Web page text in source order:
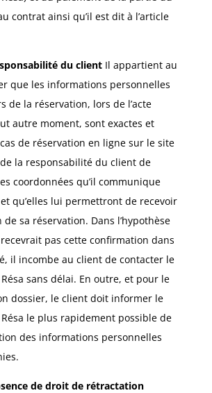
contrat ainsi qu’il est dit à l’article
du client Il appartient au
que les informations personnelles
de la réservation, lors de l’acte
autre moment, sont exactes et
de réservation en ligne sur le site
la responsabilité du client de
coordonnées qu’il communique
qu’elles lui permettront de recevoir
sa réservation. Dans l’hypothèse
pas cette confirmation dans
il incombe au client de contacter le
sans délai. En outre, et pour le
dossier, le client doit informer le
Résa le plus rapidement possible de
des informations personnelles
de droit de rétractation